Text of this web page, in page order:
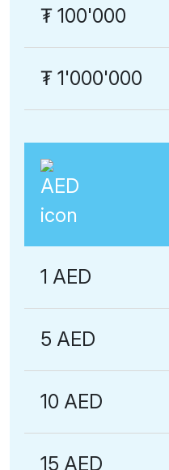
₮ 100'000
₮ 1'000'000
1 AED
5 AED
10 AED
15 AED